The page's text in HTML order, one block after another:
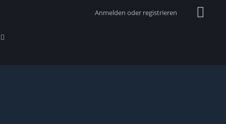
Anmelden oder registrieren